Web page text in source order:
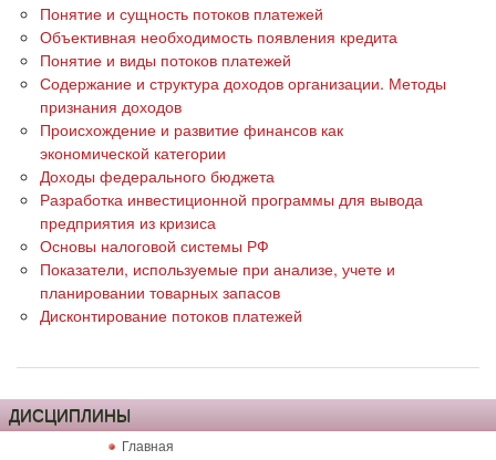
Понятие и сущность потоков платежей
Объективная необходимость появления кредита
Понятие и виды потоков платежей
Содержание и структура доходов организации. Методы
признания доходов
Происхождение и развитие финансов как
экономической категории
Доходы федерального бюджета
Разработка инвестиционной программы для вывода
предприятия из кризиса
Основы налоговой системы РФ
Показатели, используемые при анализе, учете и
планировании товарных запасов
Дисконтирование потоков платежей
ДИСЦИПЛИНЫ
Главная